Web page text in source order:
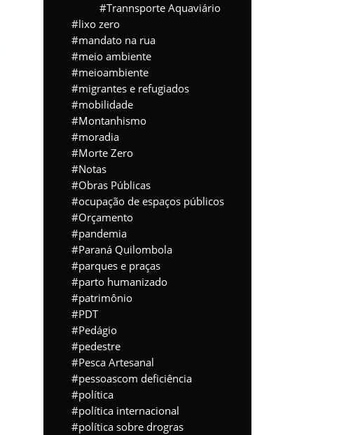
Trannsporte Aquaviário
lixo zero
mandato na rua
meio ambiente
meioambiente
migrantes e refugiados
mobilidade
Montanhismo
moradia
Morte Zero
Notas
Obras Públicas
ocupação de espaços públicos
Orçamento
pandemia
Paraná Quilombola
parques e praças
parto humanizado
patrimônio
PDT
Pedágio
pedestre
Pesca Artesanal
pessoascom deficiência
política
política internacional
política sobre drogras